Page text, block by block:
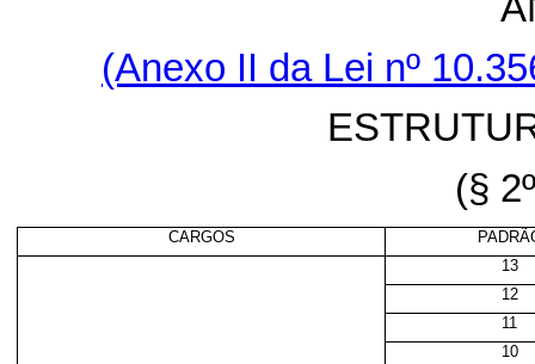
(Anexo II da Lei nº
(§
CARGOS
13
12
11
10